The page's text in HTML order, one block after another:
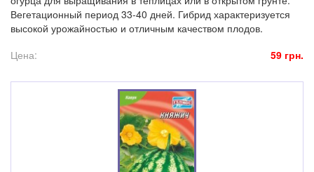
Вегетационный период 33-40 дней. Гибрид характеризуется
высокой урожайностью и отличным качеством плодов.
Цена:
59 грн.